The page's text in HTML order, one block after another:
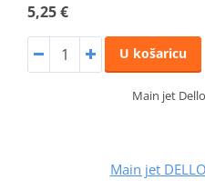
5,25 €
U košaricu
Main jet
Main jet